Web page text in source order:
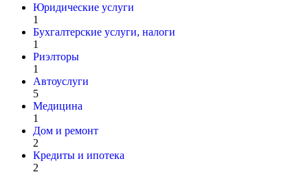
Юридические услуги
1
Бухгалтерские услуги, налоги
1
Риэлторы
1
Автоуслуги
5
Медицина
1
Дом и ремонт
2
Кредиты и ипотека
2